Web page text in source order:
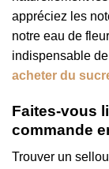
appréciez les
notre eau de
indispensable
acheter du
Faites-vous
commande
Trouver un